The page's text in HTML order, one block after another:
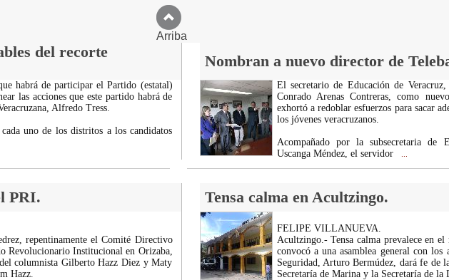
Arriba
del recorte
Nombran a nuevo director de
habrá de participar el Partido (estatal)
las acciones que este partido habrá de
Alfredo Tress.
uno de los distritos a los candidatos
El secretario de Educación de
Conrado Arenas Contreras, como
exhortó a redoblar esfuerzos para sacar
los jóvenes veracruzanos.
Acompañado por la subsecretaria de
Uscanga Méndez, el servidor
PRI. Tensa calma en Acultzingo.
repentinamente el Comité Directivo
Revolucionario Institucional en Orizaba,
columnista Gilberto Hazz Diez y Maty
Hazz.
FELIPE VILLANUEVA.
Acultzingo.- Tensa calma prevalece en
convocó a una asamblea general con
Seguridad, Arturo Bermúdez, dará fe de
Secretaría de Marina y la Secretaría de la